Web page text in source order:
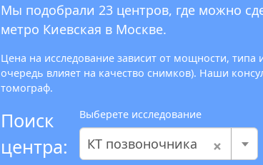
Мы подобрали 23 центров, где можно
метро Киевская в Москве.
Цена на исследование зависит от мощности, типа
очередь влияет на качество снимков). Наши
томограф.
Поиск
центра:
Выберете исследование
×
КТ позвоночника